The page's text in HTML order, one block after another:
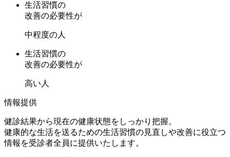
生活習慣の
改善の必要性が
中程度の人
生活習慣の
改善の必要性が
高い人
情報提供
健診結果から現在の健康状態をしっかり把握。
健康的な生活を送るための生活習慣の見直しや改善に役立つ
情報を受診者全員に提供いたします。